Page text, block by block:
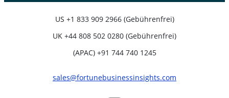
US +1 833 909 2966 (Gebührenfrei)
UK +44 808 502 0280 (Gebührenfrei)
(APAC) +91 744 740 1245
sales@fortunebusinessinsights.com